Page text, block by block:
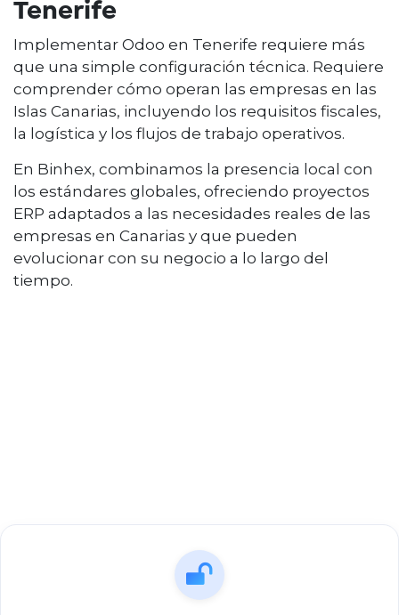
Tenerife
Implementar Odoo en Tenerife requiere más
que una simple configuración técnica. Requiere
comprender cómo operan las empresas en las
Islas Canarias, incluyendo los requisitos fiscales,
la logística y los flujos de trabajo operativos.
En Binhex, combinamos la presencia local con
los estándares globales, ofreciendo proyectos
ERP adaptados a las necesidades reales de las
empresas en Canarias y que pueden
evolucionar con su negocio a lo largo del
tiempo.